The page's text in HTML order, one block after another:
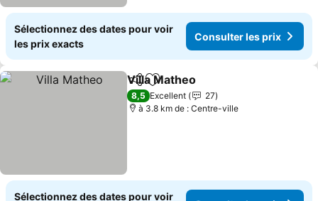
Sélectionnez des dates pour voir
les prix exacts
Consulter les prix
PartagerAjouter à mes favoris
Villa Matheo
8,5 Excellent
27
à 3.8 km de : Centre-ville
Sélectionnez des dates pour voir